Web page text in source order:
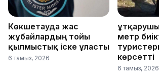
Көкшетауда жас
жұбайлардың тойы
қылмыстық іске ұласты
6 тамыз, 2026
метр
көрсетті
6 тамыз, 2026